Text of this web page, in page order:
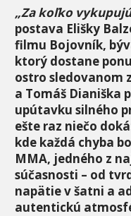
„Za koľko
postava Elišky
filmu Bojovník,
ktorý dostane
ostro sledovanom
a Tomáš Dianiška
upútavku silného
ešte raz niečo
kde každá chyba
MMA, jedného z
súčasnosti – od
napätie v šatni a
autentickú